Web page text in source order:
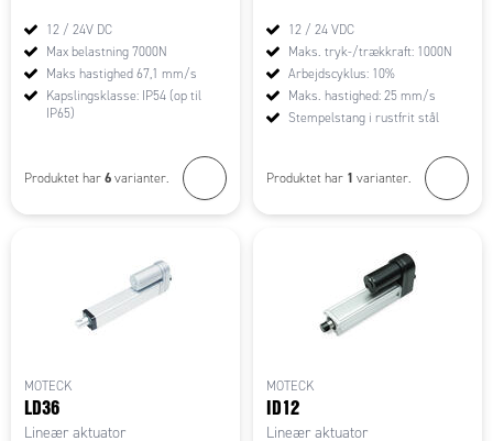
12 / 24V DC
Max belastning 7000N
Maks hastighed 67,1 mm/s
Kapslingsklasse: IP54 (op til
IP65)
Produktet har 6 varianter.
12 / 24 VDC
Maks. tryk-/trækkraft: 1000N
Arbejdscyklus: 10%
Maks. hastighed: 25 mm/s
Stempelstang i rustfrit stål
Produktet har 1 varianter.
MOTECK
LD36
Lineær aktuator
MOTECK
ID12
Lineær aktuator